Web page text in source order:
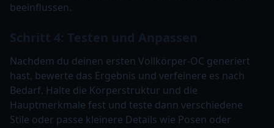
beeinflussen.
Schritt 4: Testen und Anpassen
Nachdem du deinen ersten Vollkörper-OC generiert
hast, bewerte das Ergebnis und verfeinere es nach
Bedarf. Halte die Körperstruktur und die
Hauptmerkmale fest und teste dann verschiedene
Stile oder passe kleinere Details wie Posen oder